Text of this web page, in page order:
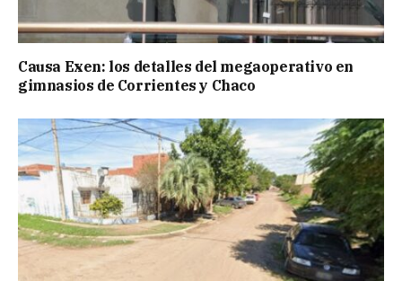
Causa Exen: los detalles del megaoperativo en
gimnasios de Corrientes y Chaco